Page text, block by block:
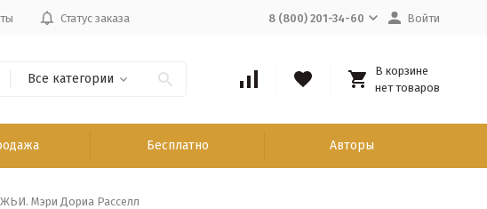
Статус заказа 8 (800) 201-34-60 Войти
Все категории
В корзине
нет товаров
Бесплатно Авторы
Мэри Дориа Расселл